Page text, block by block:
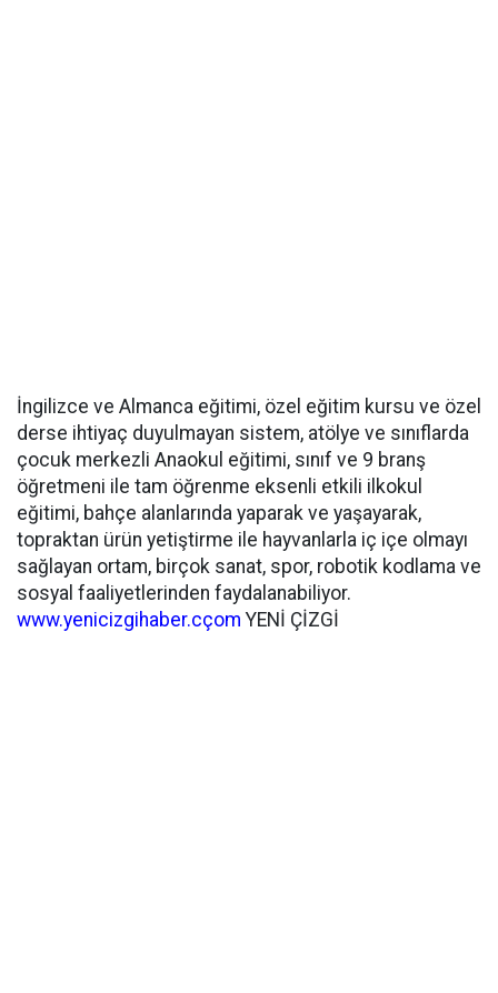
İngilizce ve Almanca eğitimi, özel eğitim kursu ve özel
derse ihtiyaç duyulmayan sistem, atölye ve sınıflarda
çocuk merkezli Anaokul eğitimi, sınıf ve 9 branş
öğretmeni ile tam öğrenme eksenli etkili ilkokul
eğitimi, bahçe alanlarında yaparak ve yaşayarak,
topraktan ürün yetiştirme ile hayvanlarla iç içe olmayı
sağlayan ortam, birçok sanat, spor, robotik kodlama ve
sosyal faaliyetlerinden faydalanabiliyor.
www.yenicizgihaber.cçom YENİ ÇİZGİ